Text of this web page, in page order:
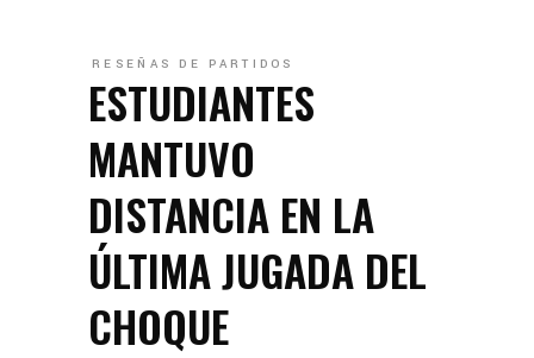
RESEÑAS DE PARTIDOS
ESTUDIANTES
MANTUVO
DISTANCIA EN LA
ÚLTIMA JUGADA DEL
CHOQUE